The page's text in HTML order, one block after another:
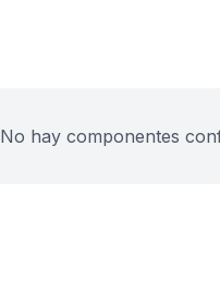
No hay componentes